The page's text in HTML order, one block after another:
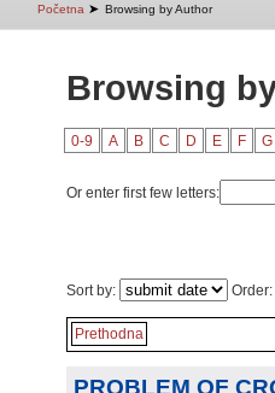
Početna ➤ Browsing by Author
Browsing
0-9 A B C D E F G
Or enter first few letters:
Sort by: Order:
Prethodna
PROBLEM OF